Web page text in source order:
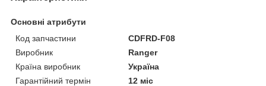
Основні атрибути
Код запчастини
CDFRD-F08
Виробник
Ranger
Країна виробник
Україна
Гарантійний термін
12 міс